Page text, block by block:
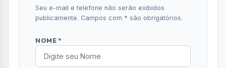
Seu e-mail e telefone não serão exibidos
publicamente. Campos com * são obrigatórios.
NOME *